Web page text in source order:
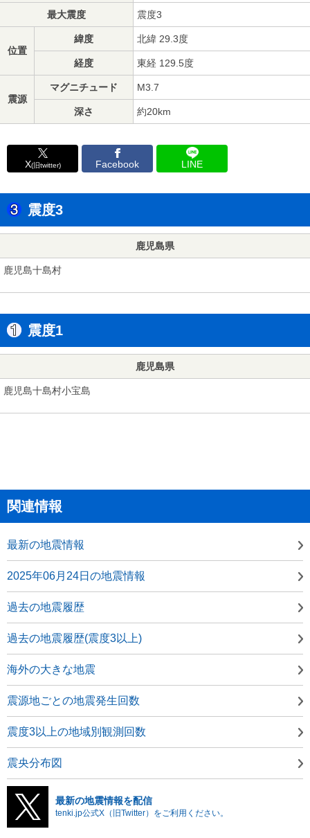
最大震度 震度3
位置
緯度 北緯 29.3度
経度 東経 129.5度
震源
マグニチュード M3.7
深さ 約20km
X(旧twitter) Facebook LINE
震度3
鹿児島県
鹿児島十島村
震度1
鹿児島県
鹿児島十島村小宝島
関連情報
最新の地震情報
2025年06月24日の地震情報
過去の地震履歴
過去の地震履歴(震度3以上)
海外の大きな地震
震源地ごとの地震発生回数
震度3以上の地域別観測回数
震央分布図
最新の地震情報を配信
tenki.jp公式X（旧Twitter）をご利用ください。